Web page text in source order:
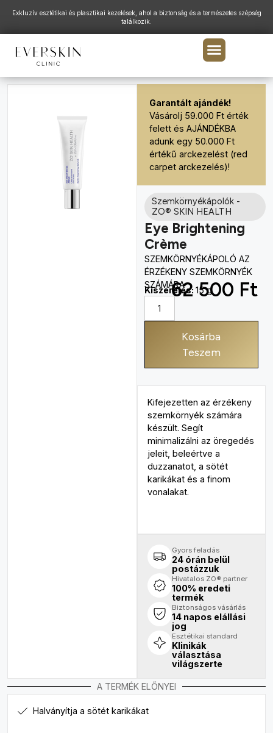
Exkluzív esztétikai és plasztikai kezelések, ahol a biztonság és a természetes szépség
találkozik.
Szemkörnyékápolók-
ZO® SKIN HEALTH
Eye Brightening
Crème
SZEMKÖRNYÉKÁPOLÓ AZ
ÉRZÉKENY SZEMKÖRNYÉK
SZÁMÁRA
Kifejezetten az érzékeny
szemkörnyék számára
készült. Segít
minimalizálni az öregedés
jeleit, beleértve a
duzzanatot, a sötét
karikákat és a finom
vonalakat.
Kiszerelés: 15 g
62 500 Ft
Kosárba
Teszem
Garantált ajándék!
Vásárolj 59.000 Ft érték
felett és AJÁNDÉKBA
adunk egy 50.000 Ft
értékű arckezelést (red
carpet arckezelés)!
Gyors feladás
24 órán belül
postázzuk
Hivatalos ZO® partner
100% eredeti
termék
Biztonságos vásárlás
14 napos elállási
jog
Esztétikai standard
Klinikák
választása
világszerte
A TERMÉK ELŐNYEI
Halványítja a sötét karikákat